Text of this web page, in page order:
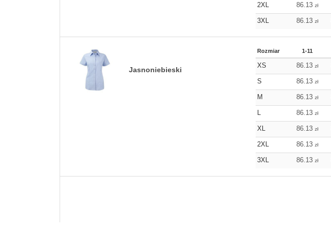
2XL 86.13zł
3XL 86.13zł
Jasnoniebieski
Rozmiar 1-11
XS 86.13zł
S 86.13zł
M 86.13zł
L 86.13zł
XL 86.13zł
2XL 86.13zł
3XL 86.13zł